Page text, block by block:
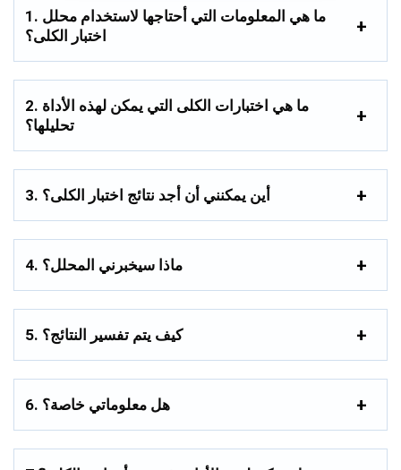
1. ما هي المعلومات التي أحتاجها لاستخدام محلل
اختبار الكلى؟
2. ما هي اختبارات الكلى التي يمكن لهذه الأداة
تحليلها؟
3. أين يمكنني أن أجد نتائج اختبار الكلى؟
4. ماذا سيخبرني المحلل؟
5. كيف يتم تفسير النتائج؟
6. هل معلوماتي خاصة؟